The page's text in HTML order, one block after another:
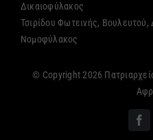
Δικαιοφύλακος
Τσιρίδου Φωτεινής, Βουλευτού,
Νομοφύλακος
© Copyright 2026